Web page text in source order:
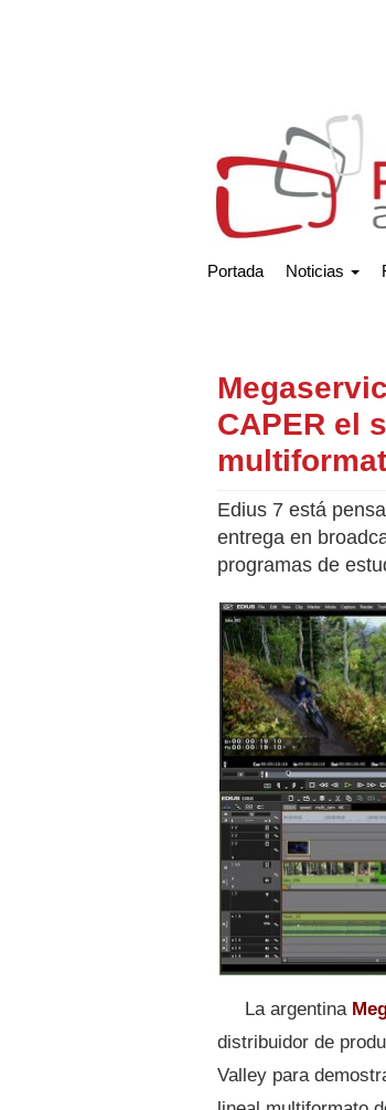
Portada Noticias
CAPER el
Edius 7 está
entrega en
programas de
La argentina
distribuidor de
Valley para